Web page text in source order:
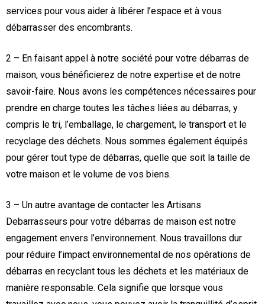
services pour vous aider à libérer l’espace et à vous
débarrasser des encombrants.
2 – En faisant appel à notre société pour votre débarras de
maison, vous bénéficierez de notre expertise et de notre
savoir-faire. Nous avons les compétences nécessaires pour
prendre en charge toutes les tâches liées au débarras, y
compris le tri, l’emballage, le chargement, le transport et le
recyclage des déchets. Nous sommes également équipés
pour gérer tout type de débarras, quelle que soit la taille de
votre maison et le volume de vos biens.
3 – Un autre avantage de contacter les Artisans
Debarrasseurs pour votre débarras de maison est notre
engagement envers l’environnement. Nous travaillons dur
pour réduire l’impact environnemental de nos opérations de
débarras en recyclant tous les déchets et les matériaux de
manière responsable. Cela signifie que lorsque vous